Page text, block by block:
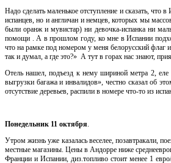
Надо сделать маленькое отступление и сказать, что
испанцев, но и англичан и немцев, которых мы
были оранж и мувистар) ни девочка-испанка ни
помощи . А в прошлом году, ко мне в Испании
что на рамке под номером у меня белорусский
так и думал, а где это?» А тут в горах нас знают,
Отель нашел, подъезд к нему шириной метра 2,
выгрузки багажа и инвалидов», честно сказал об
отсутствие деревьев, распили в номере что-то из
Понедельник 11 октября.
Утром жизнь уже казалась веселее, позавтракали,
местные магазины. Цены в Андорре ниже
Франции и Испании, диз.топливо стоит менее 1